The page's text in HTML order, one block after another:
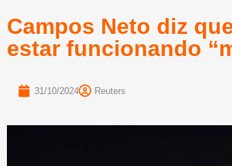
Campos Neto diz
estar funcionando
31/10/2024 Reuters